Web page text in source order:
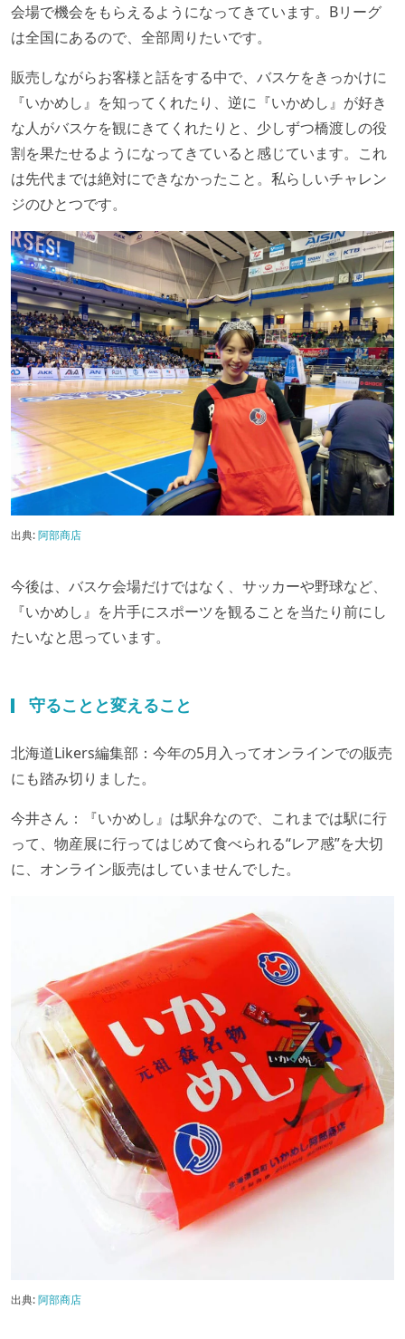
会場で機会をもらえるようになってきています。Bリーグ
は全国にあるので、全部周りたいです。
販売しながらお客様と話をする中で、バスケをきっかけに
『いかめし』を知ってくれたり、逆に『いかめし』が好き
な人がバスケを観にきてくれたりと、少しずつ橋渡しの役
割を果たせるようになってきていると感じています。これ
は先代までは絶対にできなかったこと。私らしいチャレン
ジのひとつです。
出典:阿部商店
今後は、バスケ会場だけではなく、サッカーや野球など、
『いかめし』を片手にスポーツを観ることを当たり前にし
たいなと思っています。
守ることと変えること
北海道Likers編集部：今年の5月入ってオンラインでの販売
にも踏み切りました。
今井さん：『いかめし』は駅弁なので、これまでは駅に行
って、物産展に行ってはじめて食べられる“レア感”を大切
に、オンライン販売はしていませんでした。
出典:阿部商店